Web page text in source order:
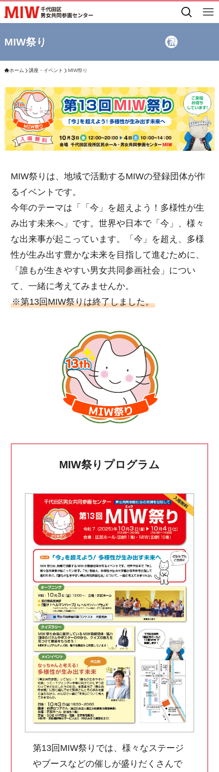
MIW祭り
ホーム 講座・イベント MIW祭り
MIW祭りは、地域で活動するMIWの登録団体が作
るイベントです。
今年のテーマは「「今」を超えよう！多様性が生
み出す未来へ」です。世界や日本で「今」、様々
な出来事が起こっています。「今」を超え、多様
性が生み出す豊かな未来を目指して進むために、
「誰もが生きやすい男女共同参画社会」につい
て、一緒に考えてみませんか。
※第13回MIW祭りは終了しました。
MIW祭りプログラム
第13回MIW祭りでは、様々なステージ
やブースなどの催しが盛りだくさんで